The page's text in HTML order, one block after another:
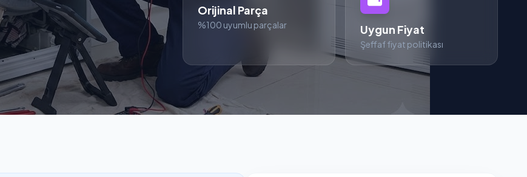
Orijinal Parça
%100 uyumlu parçalar Uygun Fiyat
Şeffaf fiyat politikası